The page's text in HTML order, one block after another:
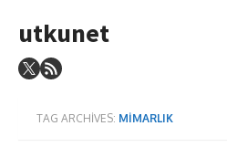
to
utkunet
TAG ARCHIVES: MIMARLIK